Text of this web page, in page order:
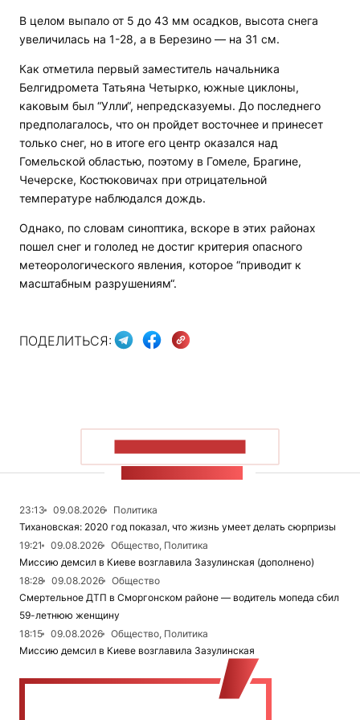
В целом выпало от 5 до 43 мм осадков, высота снега
увеличилась на 1-28, а в Березино — на 31 см.
Как отметила первый заместитель начальника
Белгидромета Татьяна Четырко, южные циклоны,
каковым был “Улли“, непредсказуемы. До последнего
предполагалось, что он пройдет восточнее и принесет
только снег, но в итоге его центр оказался над
Гомельской областью, поэтому в Гомеле, Брагине,
Чечерске, Костюковичах при отрицательной
температуре наблюдался дождь.
Однако, по словам синоптика, вскоре в этих районах
пошел снег и гололед не достиг критерия опасного
метеорологического явления, которое “приводит к
масштабным разрушениям“.
ПОДЕЛИТЬСЯ:
23:13 09.08.2026
Политика
Тихановская: 2020 год показал, что жизнь умеет делать сюрпризы
19:21
09.08.2026
Общество, Политика
Миссию демсил в Киеве возглавила Зазулинская (дополнено)
18:28
09.08.2026
Общество
Смертельное ДТП в Сморгонском районе — водитель мопеда сбил
59-летнюю женщину
18:15
09.08.2026
Общество, Политика
Миссию демсил в Киеве возглавила Зазулинская